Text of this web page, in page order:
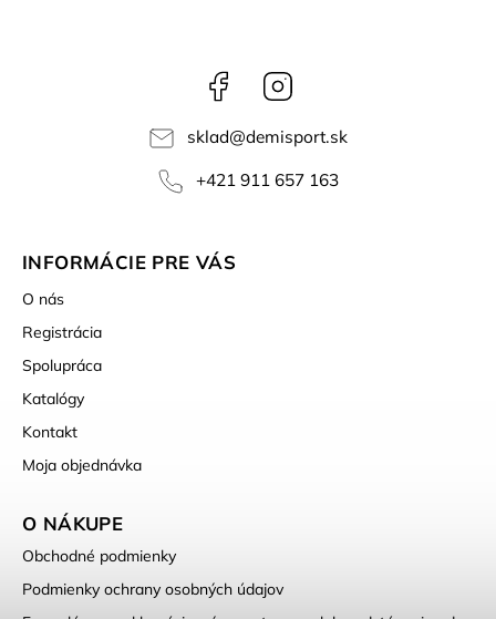
Facebook
sklad@demisport.sk
+421 911 657 163
INFORMÁCIE PRE VÁS
O nás
Registrácia
Spolupráca
Katalógy
Kontakt
Moja objednávka
O NÁKUPE
Obchodné podmienky
Podmienky ochrany osobných údajov